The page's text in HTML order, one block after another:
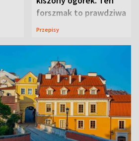
forszmak to prawdziwa
uczta
Przepisy